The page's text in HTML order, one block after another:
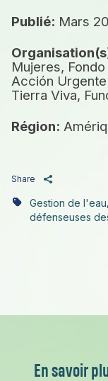
Publié: Mars
Mujeres,
Acción
Tierra Viva,
Région:
Share
Gestion de l'eau,
défenseuses
En savoir